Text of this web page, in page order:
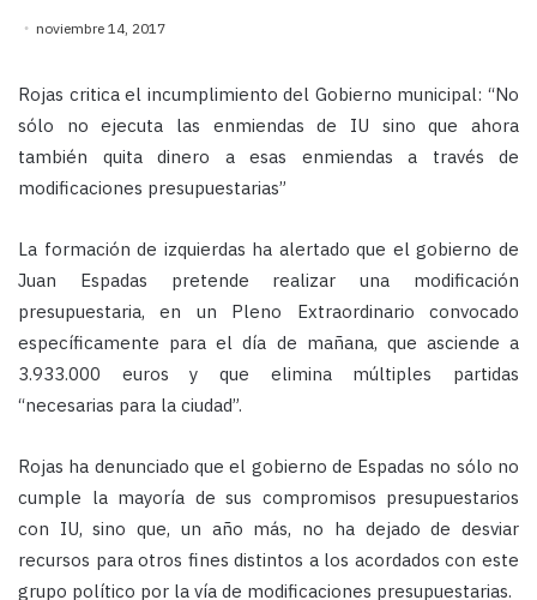
noviembre 14, 2017
Rojas critica el incumplimiento del Gobierno municipal: “No
sólo no ejecuta las enmiendas de IU sino que ahora
también quita dinero a esas enmiendas a través de
modificaciones presupuestarias”
La formación de izquierdas ha alertado que el gobierno de
Juan Espadas pretende realizar una modificación
presupuestaria, en un Pleno Extraordinario convocado
específicamente para el día de mañana, que asciende a
3.933.000 euros y que elimina múltiples partidas
“necesarias para la ciudad”.
Rojas ha denunciado que el gobierno de Espadas no sólo no
cumple la mayoría de sus compromisos presupuestarios
con IU, sino que, un año más, no ha dejado de desviar
recursos para otros fines distintos a los acordados con este
grupo político por la vía de modificaciones presupuestarias.